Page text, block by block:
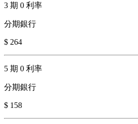
3 期 0 利率
分期銀行
$ 264
5 期 0 利率
分期銀行
$ 158